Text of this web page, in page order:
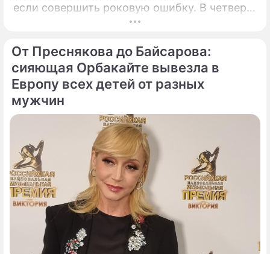
если совершить роковую ошибку. В четверг,
6 августа 2026 года, православная церковь
благоверных князей-страстотерпцев Бориса
и Глеба.
От Преснякова до Байсарова:
сияющая Орбакайте вывезла в
Европу всех детей от разных
мужчин